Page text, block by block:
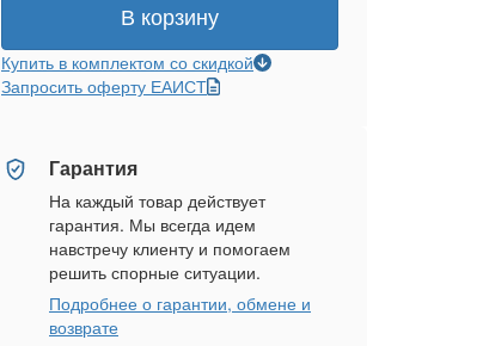
В корзину
Купить в комплектом со скидкой
Запросить оферту ЕАИСТ
Гарантия
На каждый товар действует
гарантия. Мы всегда идем
навстречу клиенту и помогаем
решить спорные ситуации.
Подробнее о гарантии, обмене и
возврате